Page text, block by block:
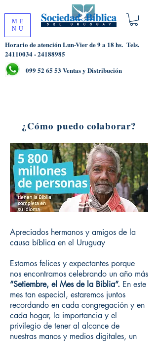
ME
NU
Horario de atención Lun-Vier de 9 a 18 hs. Tels.
24110034 - 24188985
099 52 65 53 Ventas y Distribución
¿Cómo puedo colaborar?
Apreciados hermanos y amigos de la
causa bíblica en el Uruguay
Estamos felices y expectantes porque
nos encontramos celebrando un año más
“Setiembre, el Mes de la Biblia”. En este
mes tan especial, estaremos juntos
recordando en cada congregación y en
cada hogar, la importancia y el
privilegio de tener al alcance de
nuestras manos y medios digitales, un